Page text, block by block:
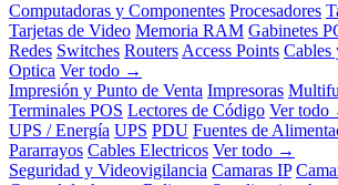
Computadoras y Componentes Procesadores
Tarjetas de Video Memoria RAM Gabinetes
Redes Switches Routers Access Points Cables
Optica Ver todo →
Impresión y Punto de Venta Impresoras
Terminales POS Lectores de Código Ver todo
UPS / Energía UPS PDU Fuentes de
Pararrayos Cables Electricos Ver todo →
Seguridad y Videovigilancia Camaras IP